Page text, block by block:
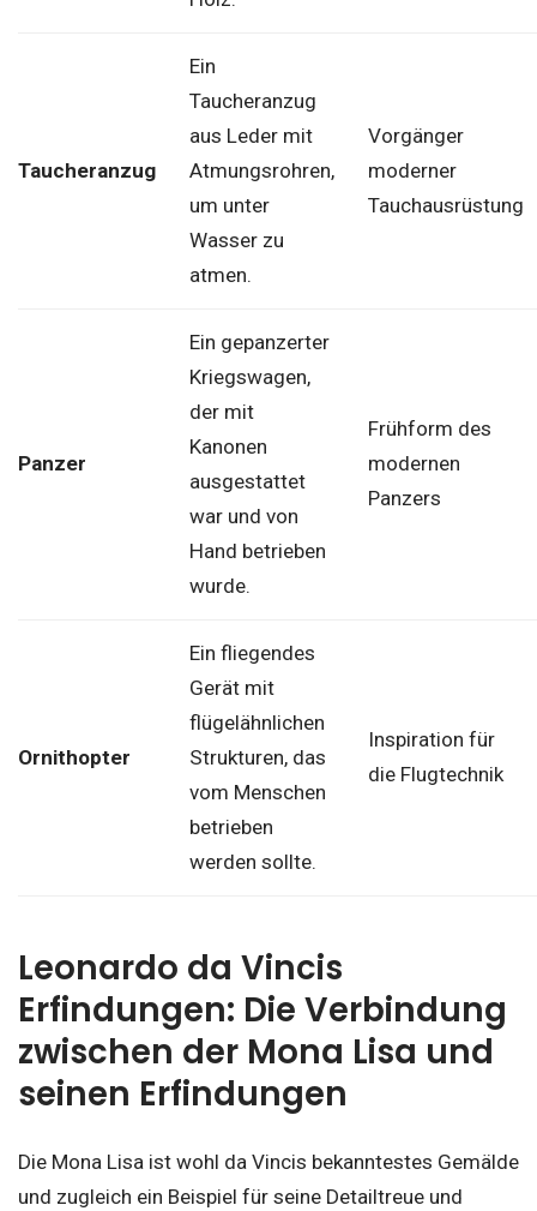
Taucheranzug
Ein
Taucheranzug
aus Leder mit
Atmungsrohren,
um unter
Wasser zu
atmen.
Vorgänger
moderner
Tauchausrüstung
Panzer
Ein gepanzerter
Kriegswagen,
der mit
Kanonen
ausgestattet
war und von
Hand betrieben
wurde.
Frühform des
modernen
Panzers
Ornithopter
Ein fliegendes
Gerät mit
flügelähnlichen
Strukturen, das
vom Menschen
betrieben
werden sollte.
Inspiration für
die Flugtechnik
Leonardo da Vincis
Erfindungen: Die Verbindung
zwischen der Mona Lisa und
seinen Erfindungen
Die Mona Lisa ist wohl da Vincis bekanntestes Gemälde
und zugleich ein Beispiel für seine Detailtreue und